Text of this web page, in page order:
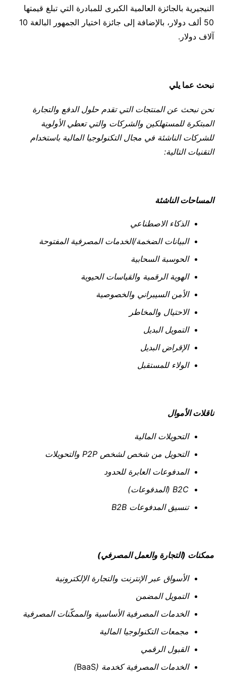
النيجيرية بالجائزة العالمية الكبرى للمبادرة التي تبلغ قيمتها
50 ألف دولار، بالإضافة إلى جائزة اختيار الجمهور البالغة 10
آلاف دولار.
نبحث عما يلي
نحن نبحث عن المنتجات التي تقدم حلول الدفع والتجارة
المبتكرة للمستهلكين والشركات والتي تعطي الأولوية
للشركات الناشئة في مجال التكنولوجيا المالية باستخدام
التقنيات التالية:
المساحات الناشئة
الذكاء الاصطناعي
البيانات الضخمة/الخدمات المصرفية المفتوحة
الحوسبة السحابية
الهوية الرقمية والقياسات الحيوية
الأمن السيبراني والخصوصية
الاحتيال والمخاطر
التمويل البديل
الإقراض البديل
الولاء للمستقبل
ناقلات الأموال
التحويلات المالية
التحويل من شخص لشخص P2Pوالتحويلات
المدفوعات العابرة للحدود
B2C(المدفوعات)
تنسيق المدفوعات B2B
ممكنات (التجارة والعمل المصرفي)
الأسواق عبر الإنترنت والتجارة الإلكترونية
التمويل المضمن
الخدمات المصرفية الأساسية والممكّنات المصرفية
مجمعات التكنولوجيا المالية
القبول الرقمي
الخدمات المصرفية كخدمة (BaaS
)